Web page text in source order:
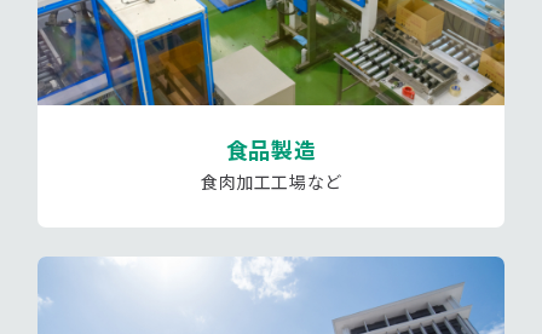
食品製造
食肉加工工場など